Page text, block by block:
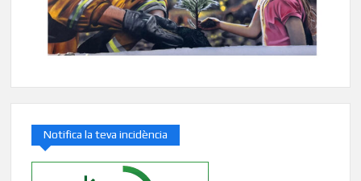
Notifica la teva incidència